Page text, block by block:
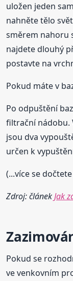
uložen jeden
nahněte tělo
směrem nahoru
najdete dlouhý
postavte na
Pokud máte v
Po odpuštění
filtrační nádobu.
jsou dva
určen k
(...více se
Zdroj: článekJak
Pokud se
ve venkovním